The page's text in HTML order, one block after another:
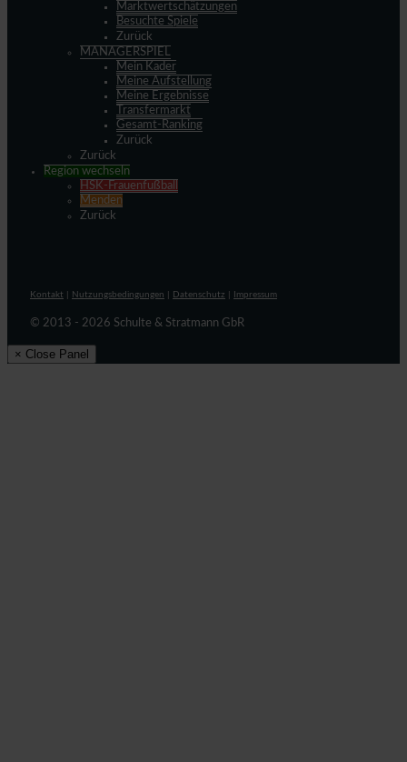
Marktwertschätzungen
Besuchte Spiele
Zurück
MANAGERSPIEL
Mein Kader
Meine Aufstellung
Meine Ergebnisse
Transfermarkt
Gesamt-Ranking
Zurück
Zurück
Region wechseln
HSK-Frauenfußball
Menden
Zurück
Kontakt Nutzungsbedingungen Datenschutz Impressum
© 2013 - 2026 Schulte & Stratmann GbR
× Close Panel